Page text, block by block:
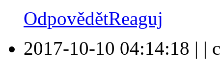
OdpovědětReaguj
2017-10-10 04:14:18 | |